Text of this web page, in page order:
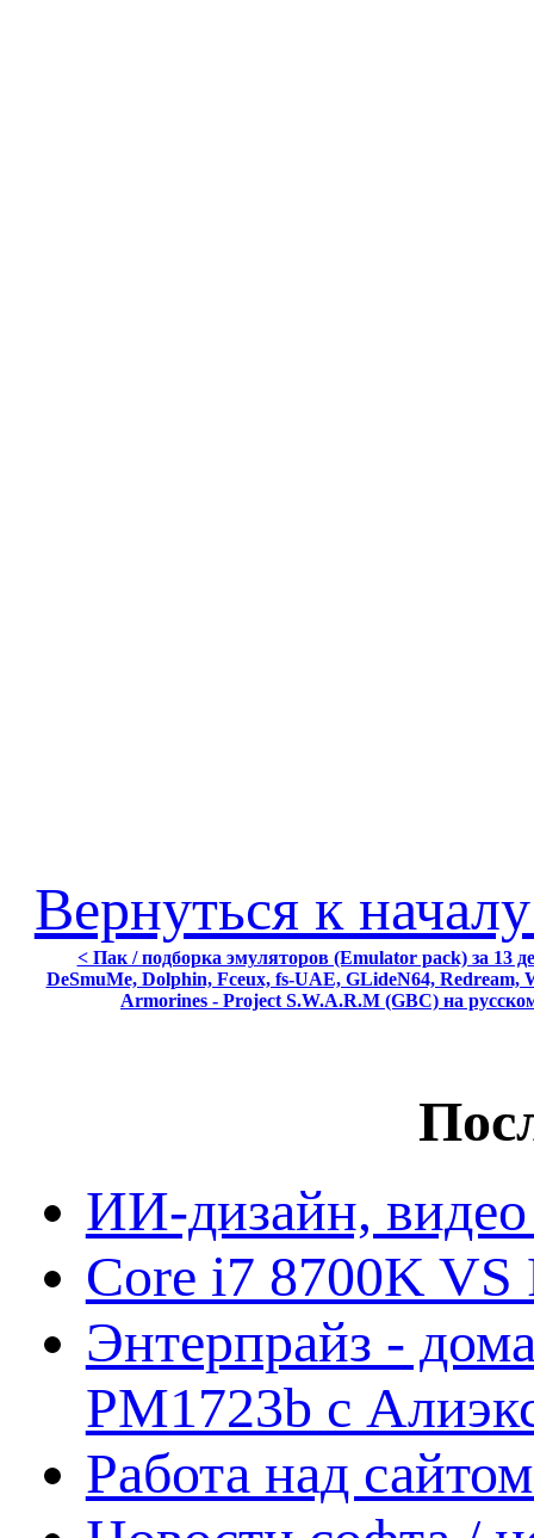
Вернуться к
< Пак / подборка эмуляторов (Emulator pack) за 13
DeSmuMe, Dolphin, Fceux, fs-UAE, GLideN64, Redream,
Armorines - Project S.W.A.R.M (GBC) на
ИИ-дизайн,
Core i7 8700K VS
Энтерпрайз -
PM1723b с
Работа над